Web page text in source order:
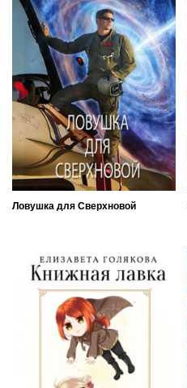
Ловушка для Сверхновой